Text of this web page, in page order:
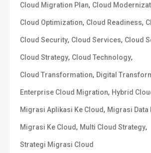
Cloud Migration Plan, Cloud
Cloud Optimization, Cloud Readiness,
Cloud Security, Cloud Services, Cloud
Cloud Strategy, Cloud Technology,
Cloud Transformation, Digital
Enterprise Cloud Migration, Hybrid
Migrasi Aplikasi Ke Cloud, Migrasi Data
Migrasi Ke Cloud, Multi Cloud Strategy,
Strategi Migrasi Cloud